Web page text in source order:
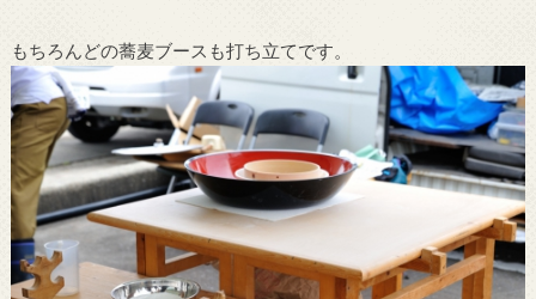
もちろんどの蕎麦ブースも打ち立てです。